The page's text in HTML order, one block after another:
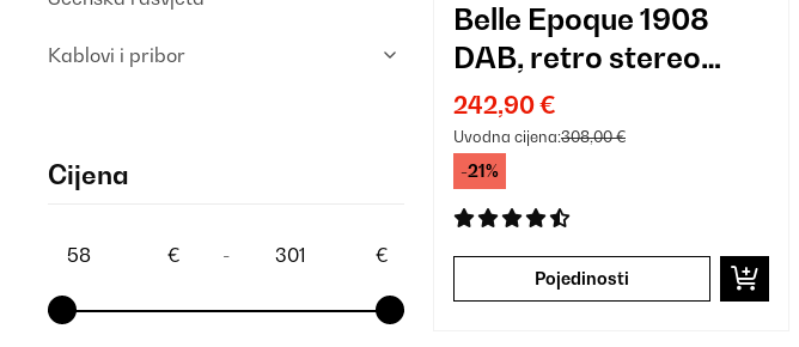
Kablovi i pribor
Cijena
€ - €
Belle Epoque 1908
DAB, retro stereo
sustav, gramofon,
DAB+
242,90 €
Uvodna cijena:308,00 €
-21%
Pojedinosti